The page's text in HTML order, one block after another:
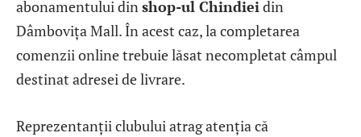
abonamentului dinshop-ul Chindieidin
Dâmbovița Mall. În acest caz, la completarea
comenzii online trebuie lăsat necompletat câmpul
destinat adresei de livrare.
Reprezentanții clubului atrag atenția că